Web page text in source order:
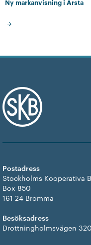
Ny markanvisning i Årsta
Postadress
Stockholms Kooperativa
Box 850
161 24 Bromma
Besöksadress
Drottningholmsvägen